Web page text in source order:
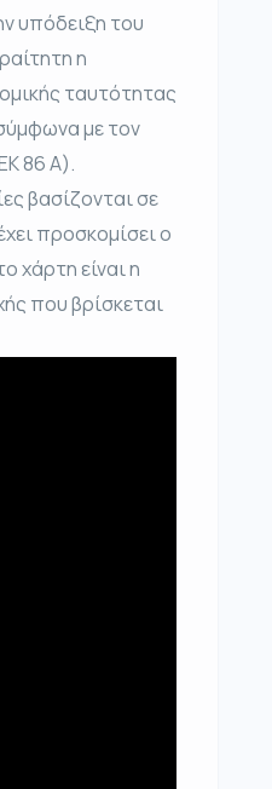
υπόδειξη του
η
ταυτότητας
με τον
86 Α).
βασίζονται σε
προσκομίσει ο
χάρτη είναι η
που βρίσκεται